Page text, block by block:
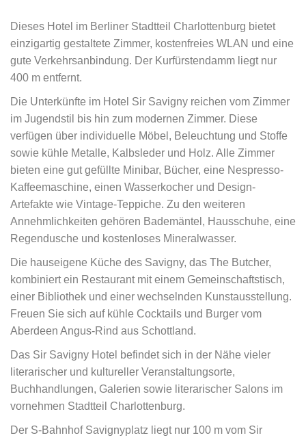
Dieses Hotel im Berliner Stadtteil Charlottenburg bietet
einzigartig gestaltete Zimmer, kostenfreies WLAN und eine
gute Verkehrsanbindung. Der Kurfürstendamm liegt nur
400 m entfernt.
Die Unterkünfte im Hotel Sir Savigny reichen vom Zimmer
im Jugendstil bis hin zum modernen Zimmer. Diese
verfügen über individuelle Möbel, Beleuchtung und Stoffe
sowie kühle Metalle, Kalbsleder und Holz. Alle Zimmer
bieten eine gut gefüllte Minibar, Bücher, eine Nespresso-
Kaffeemaschine, einen Wasserkocher und Design-
Artefakte wie Vintage-Teppiche. Zu den weiteren
Annehmlichkeiten gehören Bademäntel, Hausschuhe, eine
Regendusche und kostenloses Mineralwasser.
Die hauseigene Küche des Savigny, das The Butcher,
kombiniert ein Restaurant mit einem Gemeinschaftstisch,
einer Bibliothek und einer wechselnden Kunstausstellung.
Freuen Sie sich auf kühle Cocktails und Burger vom
Aberdeen Angus-Rind aus Schottland.
Das Sir Savigny Hotel befindet sich in der Nähe vieler
literarischer und kultureller Veranstaltungsorte,
Buchhandlungen, Galerien sowie literarischer Salons im
vornehmen Stadtteil Charlottenburg.
Der S-Bahnhof Savignyplatz liegt nur 100 m vom Sir